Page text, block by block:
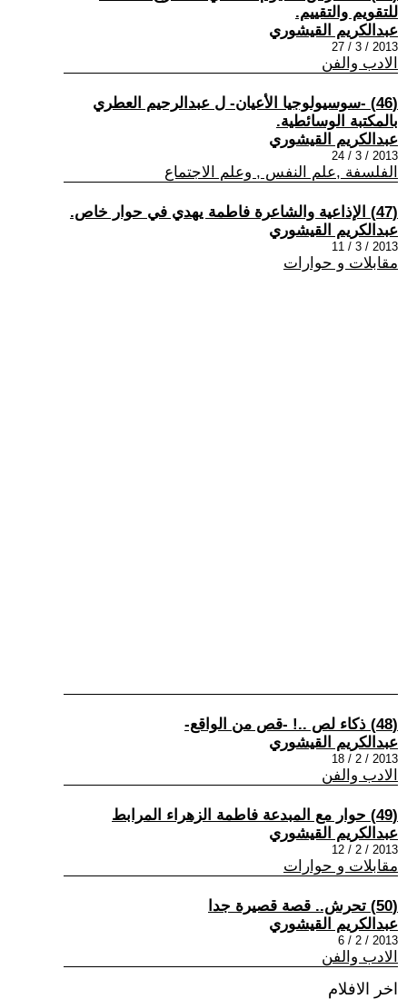
للتقويم والتقييم.
عبدالكريم القيشوري
2013 / 3 / 27
الادب والفن
(46) -سوسيولوجيا الأعيان- ل عبدالرحيم العطري
بالمكتبة الوسائطية.
عبدالكريم القيشوري
2013 / 3 / 24
الفلسفة ,علم النفس , وعلم الاجتماع
(47) الإذاعية والشاعرة فاطمة يهدي في حوار خاص.
عبدالكريم القيشوري
2013 / 3 / 11
مقابلات و حوارات
(48) ذكاء لص ..! -قص من الواقع-
عبدالكريم القيشوري
2013 / 2 / 18
الادب والفن
(49) حوار مع المبدعة فاطمة الزهراء المرابط
عبدالكريم القيشوري
2013 / 2 / 12
مقابلات و حوارات
(50) تحرش.. قصة قصيرة جدا
عبدالكريم القيشوري
2013 / 2 / 6
الادب والفن
اخر الافلام